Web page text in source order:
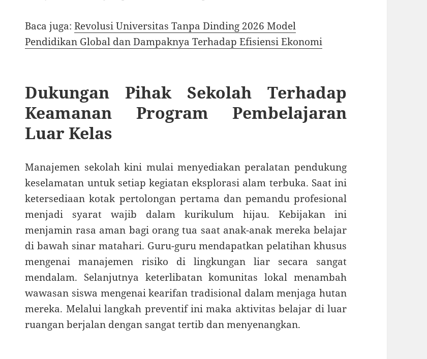
Baca juga:Revolusi Universitas Tanpa Dinding 2026 Model
Pendidikan Global dan Dampaknya Terhadap Efisiensi Ekonomi
Dukungan Pihak Sekolah Terhadap
Keamanan Program Pembelajaran
Luar Kelas
Manajemen sekolah kini mulai menyediakan peralatan pendukung
keselamatan untuk setiap kegiatan eksplorasi alam terbuka. Saat ini
ketersediaan kotak pertolongan pertama dan pemandu profesional
menjadi syarat wajib dalam kurikulum hijau. Kebijakan ini
menjamin rasa aman bagi orang tua saat anak-anak mereka belajar
di bawah sinar matahari. Guru-guru mendapatkan pelatihan khusus
mengenai manajemen risiko di lingkungan liar secara sangat
mendalam. Selanjutnya keterlibatan komunitas lokal menambah
wawasan siswa mengenai kearifan tradisional dalam menjaga hutan
mereka. Melalui langkah preventif ini maka aktivitas belajar di luar
ruangan berjalan dengan sangat tertib dan menyenangkan.